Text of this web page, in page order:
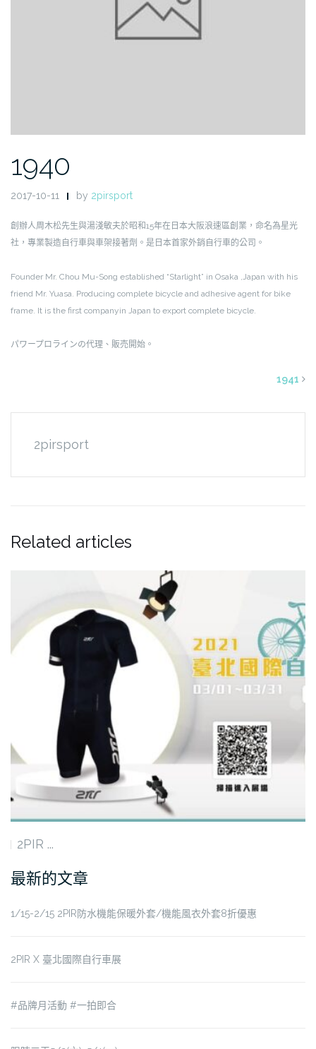
1940
2017-10-11 by 2pirsport
創辦人周木松先生與湯淺敏夫於昭和15年在日本大阪浪速區創業，命名為星光
社，專業製造自行車與車架接著劑。是日本首家外銷自行車的公司。
Founder Mr. Chou Mu-Song established “Starlight” in Osaka ,Japan with his
friend Mr. Yuasa. Producing complete bicycle and adhesive agent for bike
frame. It is the first companyin Japan to export complete bicycle.
パワープロラインの代理、販売開始。
1941
2pirsport
Related articles
2PIR ...
最新的文章
1/15-2/15 2PIR防水機能保暖外套/機能風衣外套8折優惠
2PIR X 臺北國際自行車展
#品牌月活動 #一拍即合